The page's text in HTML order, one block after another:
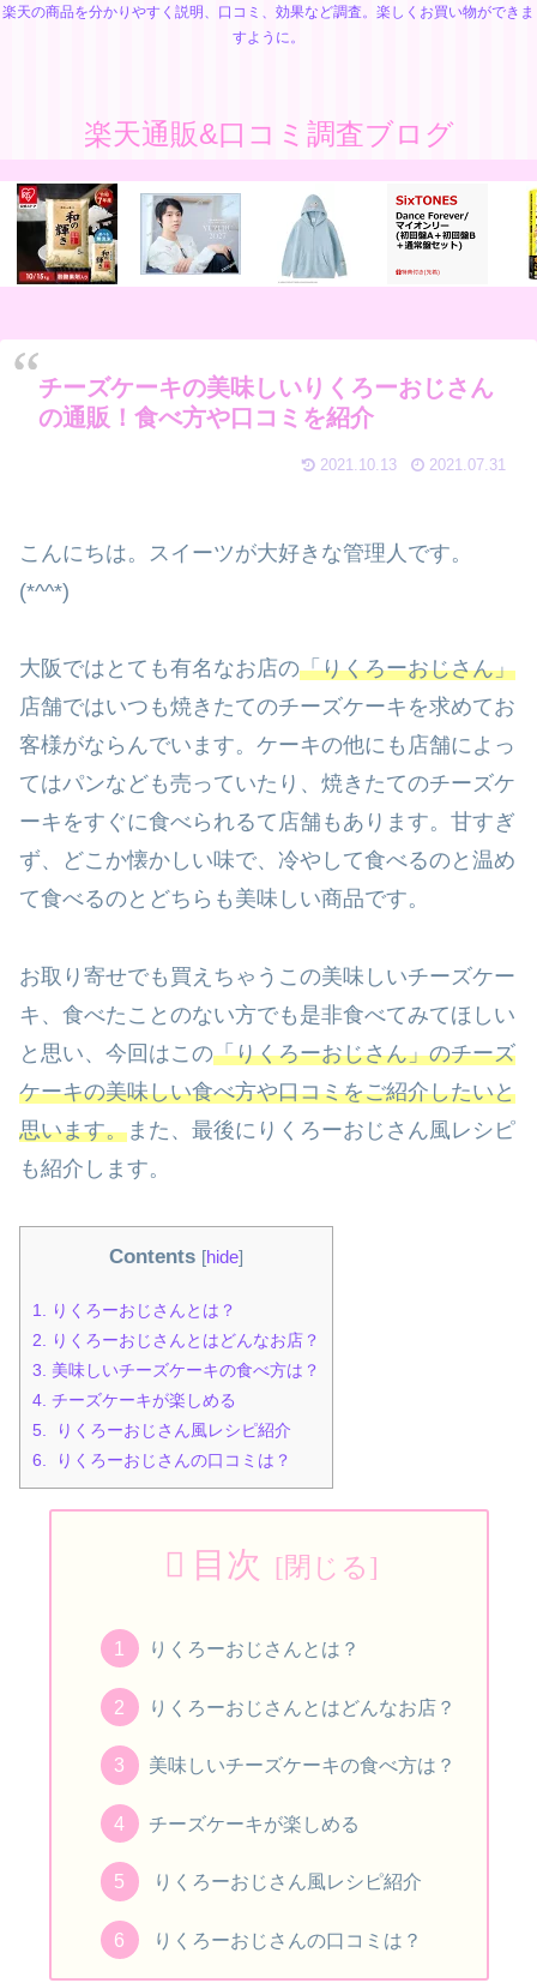
楽天の商品を分かりやすく説明、口コミ、効果など調査。楽しくお買い物ができま
すように。
楽天通販&口コミ調査ブログ
チーズケーキの美味しいりくろーおじさん
の通販！食べ方や口コミを紹介
2021.10.13 2021.07.31
こんにちは。スイーツが大好きな管理人です。
(*^^*)
大阪ではとても有名なお店の「りくろーおじさん」
店舗ではいつも焼きたてのチーズケーキを求めてお
客様がならんでいます。ケーキの他にも店舗によっ
てはパンなども売っていたり、焼きたてのチーズケ
ーキをすぐに食べられるて店舗もあります。甘すぎ
ず、どこか懐かしい味で、冷やして食べるのと温め
て食べるのとどちらも美味しい商品です。
お取り寄せでも買えちゃうこの美味しいチーズケー
キ、食べたことのない方でも是非食べてみてほしい
と思い、今回はこの「りくろーおじさん」のチーズ
ケーキの美味しい食べ方や口コミをご紹介したいと
思います。 また、最後にりくろーおじさん風レシピ
も紹介します。
Contents [hide]
1.
りくろーおじさんとは？
2.
りくろーおじさんとはどんなお店？
3.
美味しいチーズケーキの食べ方は？
4. チーズケーキが楽しめる
5.
りくろーおじさん風レシピ紹介
6.
りくろーおじさんの口コミは？
目次
りくろーおじさんとは？
りくろーおじさんとはどんなお店？
美味しいチーズケーキの食べ方は？
チーズケーキが楽しめる
りくろーおじさん風レシピ紹介
りくろーおじさんの口コミは？